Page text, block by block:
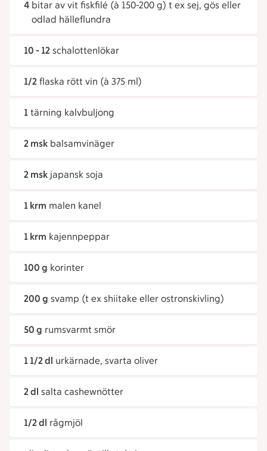
4 bitar av vit fiskfilé (à 150-200 g) t ex sej, gös eller
odlad hälleflundra
10 - 12 schalottenlökar
1/2 flaska rött vin (à 375 ml)
1 tärning kalvbuljong
2 msk balsamvinäger
2 msk japansk soja
1 krm malen kanel
1 krm kajennpeppar
100 g korinter
200 g svamp (t ex shiitake eller ostronskivling)
50 g rumsvarmt smör
1 1/2 dl urkärnade, svarta oliver
2 dl salta cashewnötter
1/2 dl rågmjöl